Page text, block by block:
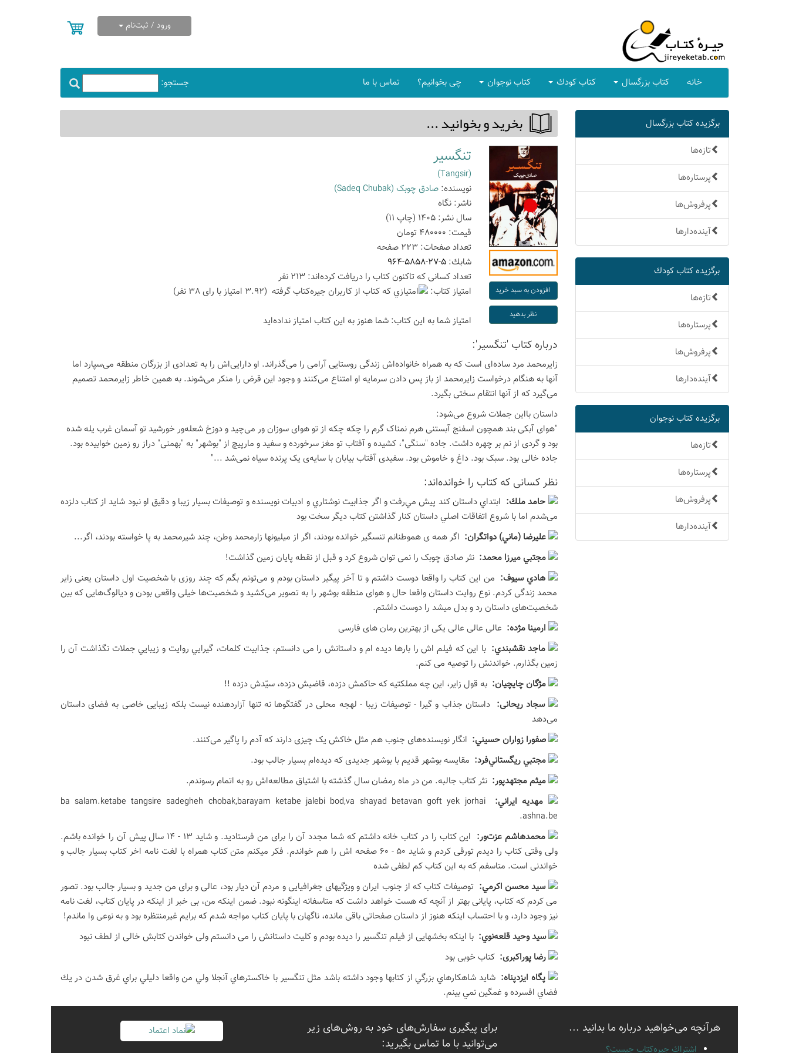
ورود / ثبت‌نام
جستجو: خانه كتاب بزرگسال كتاب كودك كتاب نوجوان چی بخوانیم؟ تماس با ما
برگزیده كتاب بزرگسال
تازه‌ها
پرستاره‌ها
پرفروش‌ها
آینده‌دارها
برگزیده كتاب كودك
تازه‌ها
پرستاره‌ها
پرفروش‌ها
آینده‌دارها
برگزیده كتاب نوجوان
تازه‌ها
پرستاره‌ها
پرفروش‌ها
آینده‌دارها
بخريد و بخوانيد ...
تنگسیر
(Tangsir)
نویسنده: صادق چوبک (Sadeq Chubak)
ناشر: نگاه
سال نشر: 1405 (چاپ 11
)
قیمت: 480000 تومان
تعداد صفحات: 223 صفحه
شابك: 964-5858-27-5
تعداد كسانی كه تاكنون كتاب را دریافت كرده‌اند: 213 نفر
امتیاز كتاب:
(3.92 امتیاز با رای 38 نفر)
امتیاز شما به این كتاب: شما هنوز به این كتاب امتیاز نداده‌اید
درباره كتاب 'تنگسیر':
زایرمحمد مرد ساده‌ای است که به همراه خانواده‌اش زندگی روستایی آرامی را می‌گذراند. او دارایی‌اش را به تعدادی از بزرگان منطقه می‌سپارد اما
آنها به هنگام درخواست زایرمحمد از باز پس دادن سرمایه او امتناع می‌کنند و وجود این قرض را منکر می‌شوند. به همین خاطر زایرمحمد تصمیم
می‌گیرد که از آنها انتقام سختی بگیرد.
داستان بااین جملات شروع می‌شود:
"هوای آبکی بند همچون اسفنج آبستنی هرم نمناک گرم را چکه چکه از تو هوای سوزان ور می‌چید و دوزخ شعله‌ور خورشید تو آسمان غرب یله شده
بود و گردی از نم بر چهره داشت. جاده "سنگی"، کشیده و آفتاب تو مغز سرخورده و سفید و مارپیچ از "بوشهر" به "بهمنی" دراز رو زمین خوابیده بود.
جاده خالی بود. سبک بود. داغ و خاموش بود. سفیدی آفتاب بیابان با سایه‌ی یک پرنده سیاه نمی‌شد ..."
نظر كسانی كه كتاب را خوانده‌اند:
حامد ملك: ابتداي داستان كند پيش مي‌رفت و اگر جذابيت نوشتاري و ادبيات نويسنده و توصيفات بسيار زيبا و دقيق او نبود شايد از کتاب دلزده
می‌شدم اما با شروع اتفاقات اصلي داستان كنار گذاشتن كتاب ديگر سخت بود
عليرضا (ماني) دواتگران: اگر همه ی هموطنانم تنسگیر خوانده بودند، اگر از میلیونها زارمحمد وطن، چند شیرمحمد به پا خواسته بودند، اگر...
مجتبي ميرزا محمد:نثر صادق چوبک را نمی توان شروع کرد و قبل از نقطه پایان زمین گذاشت!
هادي سيوف: من این کتاب را واقعا دوست داشتم و تا آخر پیگیر داستان بودم و می‌تونم بگم که چند روزی با شخصیت اول داستان یعنی زایر
محمد زندگی کردم. نوع روایت داستان واقعا حال و هوای منطقه بوشهر را به تصویر می‌کشید و شخصیت‌ها خیلی واقعی بودن و دیالوگ‌هایی که بین
شخصیت‌های داستان رد و بدل میشد را دوست داشتم.
ارمینا مژده: عالی عالی عالی یکی از بهترین رمان های فارسی
ماجد نقشبندي:با اين که فيلم اش را بارها ديده ام و داستانش را می دانستم، جذابيت کلمات، گيرايي روايت و زيبايي جملات نگذاشت آن را
زمين بگذارم. خواندنش را توصيه می کنم.
مژگان چايچيان:به قول زاير، اين چه مملكتيه كه حاكمش دزده، قاضيش دزده، سيّدش دزده !!
سجاد ریحانی:داستان جذاب و گیرا - توصیفات زیبا - لهجه محلی در گفتگوها نه تنها آزاردهنده نیست بلکه زیبایی خاصی به فضای داستان
می‌دهد
صفورا زواران حسيني: انگار نویسنده‌های جنوب هم مثل خاکش یک چیزی دارند که آدم را پاگیر می‌کنند.
مجتبي ريگستاني‌فرد: مقايسه بوشهر قديم با بوشهر جديدی كه ديده‌ام بسيار جالب بود.
ميثم مجتهدپور:نثر کتاب جالبه. من در ماه رمضان سال گذشته با اشتیاق مطالعه‌اش رو به اتمام رسوندم.
مهديه ايراني:ba salam.ketabe tangsire sadegheh chobak,barayam ketabe jalebi bod,va shayad betavan goft yek jorhai
ashna.be.
محمدهاشم عزت‌ور:
این کتاب را در کتاب خانه داشتم که شما مجدد آن را برای من فرستادید. و شاید 13 - 14 سال پیش آن را خوانده باشم.
ولی وقتی کتاب را دیدم تورقی کردم و شاید 50 - 60 صفحه اش را هم خواندم. فکر میکنم متن کتاب همراه با لغت نامه اخر کتاب بسیار جالب و
خواندنی است. متاسفم که به این کتاب کم لطفی شده
سيد محسن اكرمي: توصیفات کتاب که از جنوب ایران و ویژگیهای جغرافیایی و مردم آن دیار بود، عالی و برای من جدید و بسیار جالب بود. تصور
می کردم که کتاب، پایانی بهتر از آنچه که هست خواهد داشت که متاسفانه اینگونه نبود. ضمن اینکه من، بی خبر از اینکه در پایان کتاب، لغت نامه
نیز وجود دارد، و با احتساب اینکه هنوز از داستان صفحاتی باقی مانده، ناگهان با پایان کتاب مواجه شدم که برایم غیرمنتظره بود و به نوعی وا ماندم!
سيد وحيد قلعه‌نوي:با اینکه بخشهایی از فیلم تنگسیر را دیده بودم و کلیت داستانش را می دانستم ولی خواندن کتابش خالی از لطف نبود
رضا پوراکبری:کتاب خوبی بود
پگاه ايزدپناه:شايد شاهكارهاي بزرگي از كتابها وجود داشته باشد مثل تنگسير با خاكسترهاي آنجلا ولي من واقعا دليلي براي غرق شدن در يك
فضاي افسرده و غمگين نمي بينم.
هرآنچه می‌خواهید درباره ما بدانید ...
اشتراك جيره‌كتاب چيست؟
برای پیگیری سفارش‌های خود به روش‌های زیر
می‌توانید با ما تماس بگیرید: